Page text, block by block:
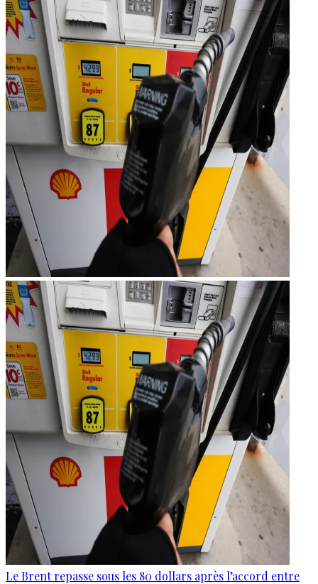
Le Brent repasse sous les 80 dollars après l’accord entre